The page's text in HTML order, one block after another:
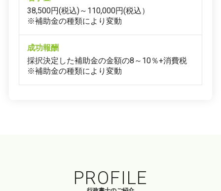
38,500円(税込)～110,000円(税込）
※補助金の種類により変動
成功報酬
採択決定した補助金の金額の8～10％+消費税
※補助金の種類により変動
PROFILE